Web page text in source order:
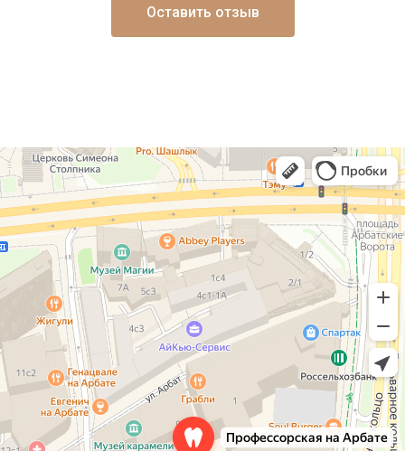
Оставить отзыв
Профессорская авторская стоматология
Стоматологическая клиника в Москве
Детская стоматология в Москве